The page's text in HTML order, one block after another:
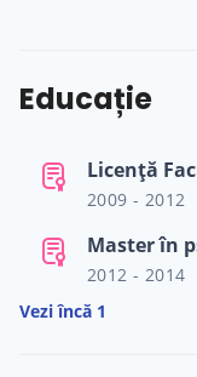
Educație
2009 - 2012
Master în
2012 - 2014
Vezi încă 1